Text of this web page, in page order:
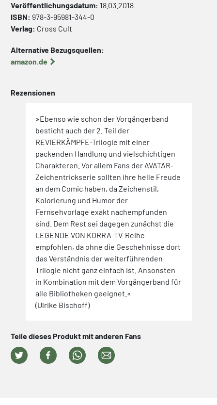
Veröffentlichungsdatum: 18.03.2018
ISBN: 978-3-95981-344-0
Verlag: Cross Cult
Alternative Bezugsquellen:
amazon.de
Rezensionen
»Ebenso wie schon der Vorgängerband
besticht auch der 2. Teil der
REVIERKÄMPFE-Trilogie mit einer
packenden Handlung und vielschichtigen
Charakteren. Vor allem Fans der AVATAR-
Zeichentrickserie sollten ihre helle Freude
an dem Comic haben, da Zeichenstil,
Kolorierung und Humor der
Fernsehvorlage exakt nachempfunden
sind. Dem Rest sei dagegen zunächst die
LEGENDE VON KORRA-TV-Reihe
empfohlen, da ohne die Geschehnisse dort
das Verständnis der weiterführenden
Trilogie nicht ganz einfach ist. Ansonsten
in Kombination mit dem Vorgängerband für
alle Bibliotheken geeignet.«
(Ulrike Bischoff)
Teile dieses Produkt mit anderen Fans